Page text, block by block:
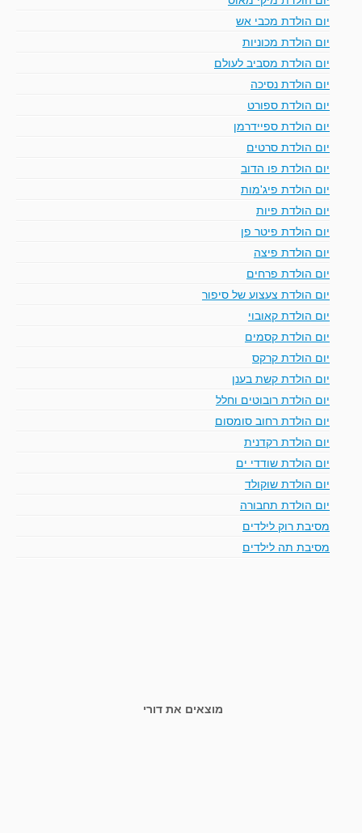
יום הולדת מכבי אש
יום הולדת מכוניות
יום הולדת מסביב לעולם
יום הולדת נסיכה
יום הולדת ספורט
יום הולדת ספיידרמן
יום הולדת סרטים
יום הולדת פו הדוב
יום הולדת פיג'מות
יום הולדת פיות
יום הולדת פיטר פן
יום הולדת פיצה
יום הולדת פרחים
יום הולדת צעצוע של סיפור
יום הולדת קאובוי
יום הולדת קסמים
יום הולדת קרקס
יום הולדת קשת בענן
יום הולדת רובוטים וחלל
יום הולדת רחוב סומסום
יום הולדת רקדנית
יום הולדת שודדי ים
יום הולדת שוקולד
יום הולדת תחבורה
מסיבת רוק לילדים
מסיבת תה לילדים
מוצאים את דורי